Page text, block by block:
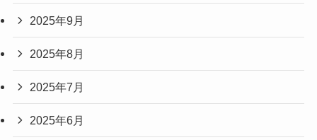
2025年9月
2025年8月
2025年7月
2025年6月